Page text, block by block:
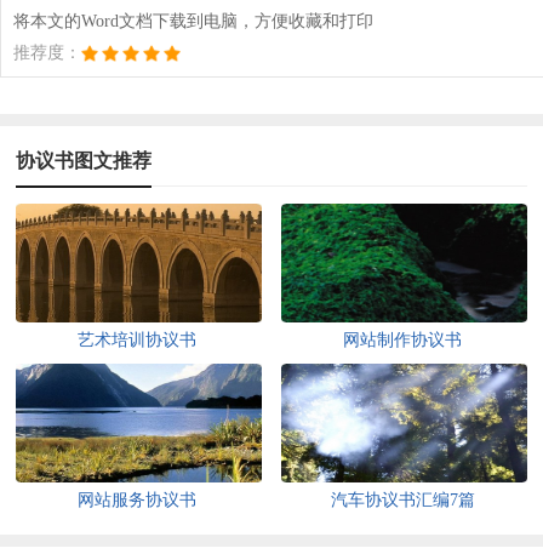
将本文的Word文档下载到电脑，方便收藏和打印
推荐度：
协议书图文推荐
艺术培训协议书 网站制作协议书
网站服务协议书 汽车协议书汇编7篇